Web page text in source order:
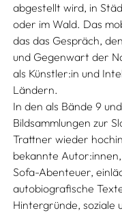
abgestellt wird, in
oder im Wald. Das
das das Gespräch,
und Gegenwart der
als Künstler:in und
Ländern.
In den als Bände 9
Bildsammlungen zur
Trattner wieder
bekannte
Sofa-Abenteuer,
autobiografische
Hintergründe, soziale